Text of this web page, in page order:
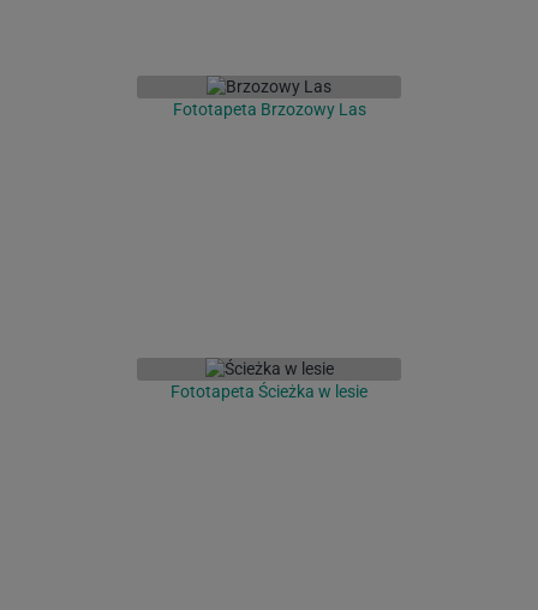
Fototapeta Brzozowy Las
Fototapeta Ścieżka w lesie